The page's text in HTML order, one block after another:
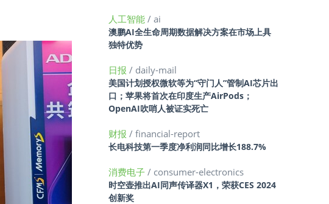
人工智能 / ai
澳鹏AI全生命周期数据解决方案在市场上具
独特优势
日报 / daily-mail
美国计划授权微软等为“守门人”管制AI芯片出
口；苹果将首次在印度生产AirPods；
OpenAI吹哨人被证实死亡
财报 / financial-report
长电科技第一季度净利润同比增长188.7%
消费电子 / consumer-electronics
时空壶推出AI同声传译器X1，荣获CES 2024
创新奖